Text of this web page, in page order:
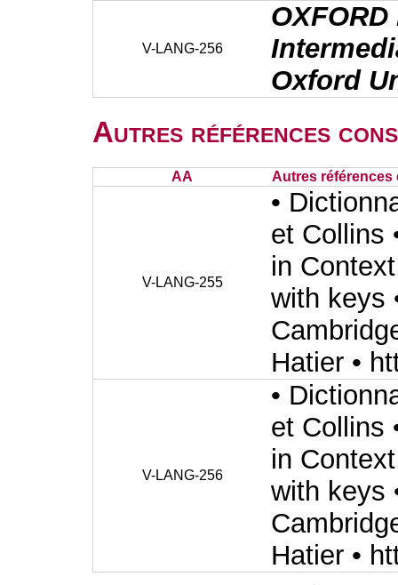
V-LANG-256
Oxford
Autres références
AA Autres références
V-LANG-255
•
et Collins
in
with keys
Hatier •
V-LANG-256
•
et Collins
in
with keys
Hatier •